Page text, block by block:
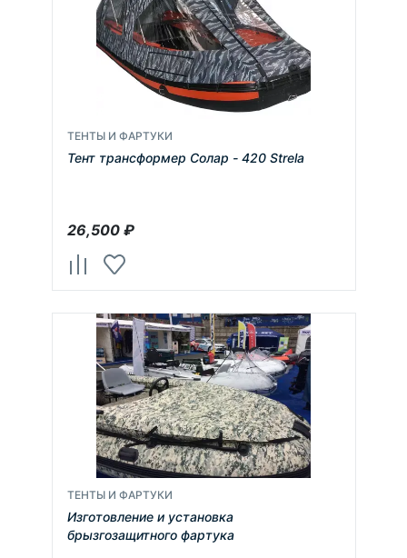
ТЕНТЫ И ФАРТУКИ
Тент трансформер Солар - 420 Strela
26,500₽
ТЕНТЫ И ФАРТУКИ
Изготовление и установка
брызгозащитного фартука